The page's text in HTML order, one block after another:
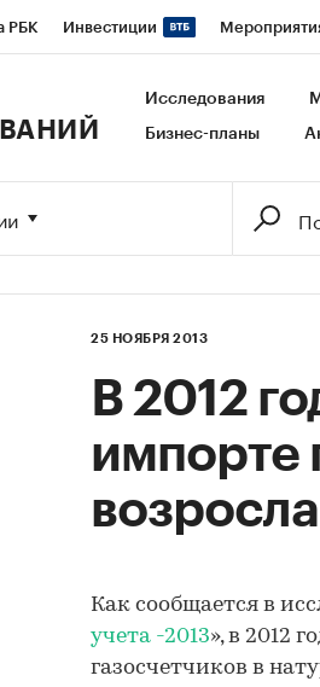
РБК Инвестиции
Кредитные рейтинги Франшизы
Исследования
Бизнес-планы
25 НОЯБРЯ 2013
В 2012
импорте
Как сообщается в
учета -2013», в 2012
газосчетчиков в